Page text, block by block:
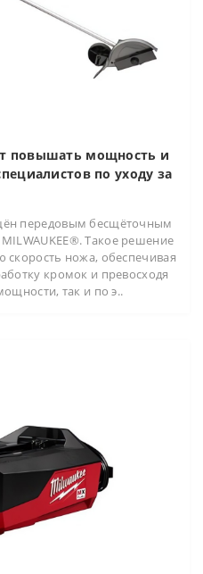
повышать мощность и
по уходу за
передовым бесщёточным
MILWAUKEE®. Такое решение
скорость ножа, обеспечивая
кромок и превосходя
так и по э..